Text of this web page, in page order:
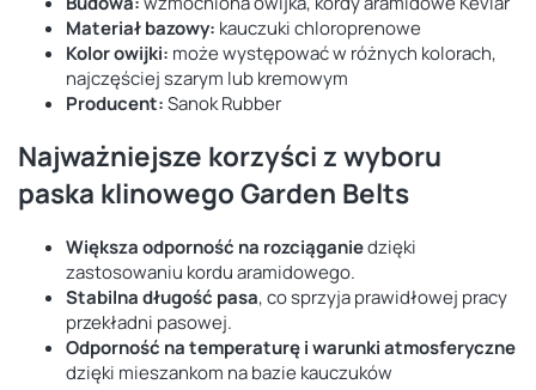
Materiał bazowy: kauczuki chloroprenowe
Kolor owijki: może występować w różnych kolorach,
najczęściej szarym lub kremowym
Producent:Sanok Rubber
Najważniejsze korzyści z wyboru
paska klinowego Garden Belts
Większa odporność na rozciąganiedzięki
zastosowaniu kordu aramidowego.
Stabilna długość pasa, co sprzyja prawidłowej pracy
przekładni pasowej.
Odporność na temperaturę i warunki atmosferyczne
dzięki mieszankom na bazie kauczuków